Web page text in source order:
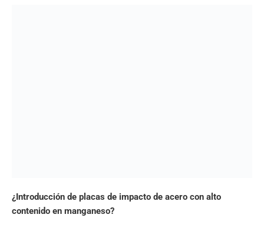
¿Introducción de placas de impacto de acero con alto
contenido en manganeso?